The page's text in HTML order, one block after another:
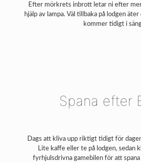
Efter mörkrets inbrott letar ni efter
hjälp av lampa. Väl tillbaka på lodgen
kommer tidigt i
Spana efter
Dags att kliva upp riktigt tidigt för
Lite kaffe eller te på lodgen, sedan
fyrhjulsdrivna gamebilen för att